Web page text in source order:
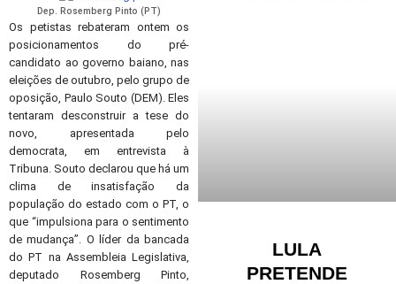
Dep. Rosemberg Pinto (PT)
Os petistas rebateram ontem os
posicionamentos do pré-
candidato ao governo baiano, nas
eleições de outubro, pelo grupo de
oposição, Paulo Souto (DEM). Eles
tentaram desconstruir a tese do
novo, apresentada pelo
democrata, em entrevista à
Tribuna. Souto declarou que há um
clima de insatisfação da
população do estado com o PT, o
que “impulsiona para o sentimento
de mudança”. O líder da bancada
do PT na Assembleia Legislativa,
deputado Rosemberg Pinto,
LULA
PRETENDE